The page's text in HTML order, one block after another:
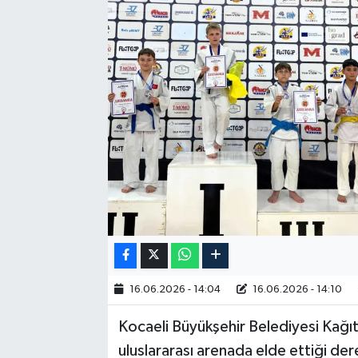
16.06.2026 - 14:04 16.06.2026 - 14:10
Kocaeli Büyükşehir Belediyesi
uluslararası arenada elde ettiği
RESMİ İLAN